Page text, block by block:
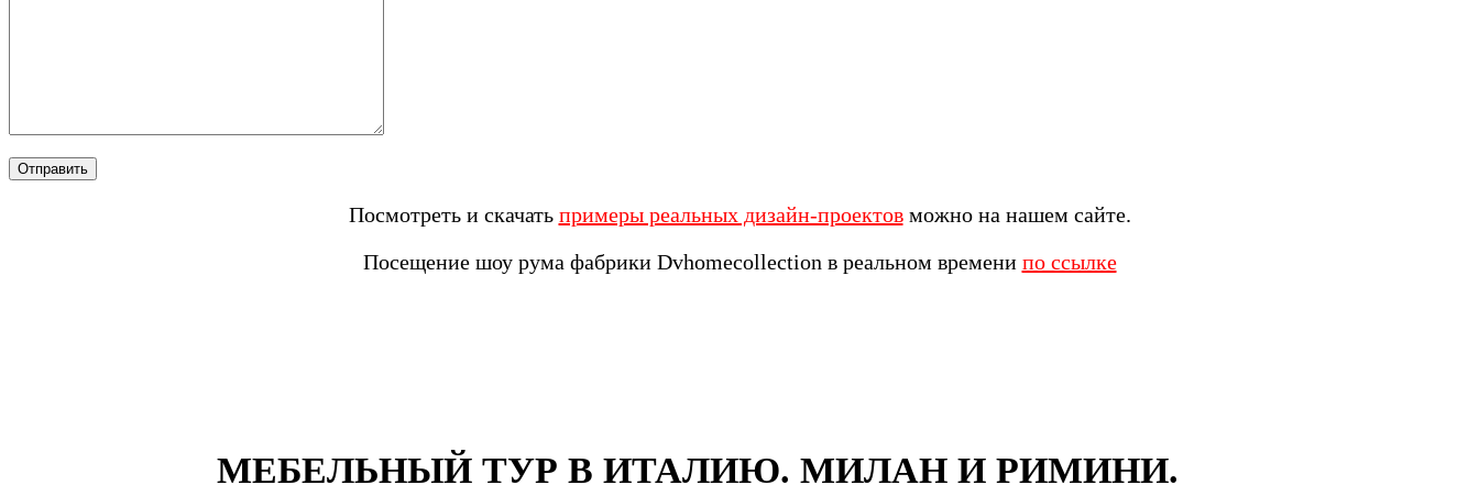
Посмотреть и скачать примеры реальных дизайн-проектовможно на нашем сайте.
Посещение шоу рума фабрики Dvhomecollection в реальном времени по ссылке
МЕБЕЛЬНЫЙ ТУР В ИТАЛИЮ. МИЛАН И РИМИНИ.